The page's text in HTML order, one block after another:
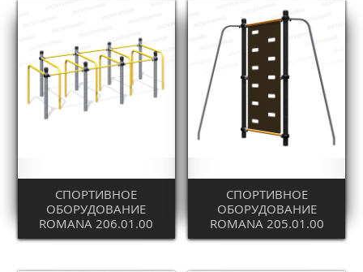
СПОРТИВНОЕ
ОБОРУДОВАНИЕ
ROMANA 206.01.00
СПОРТИВНОЕ
ОБОРУДОВАНИЕ
ROMANA 205.01.00